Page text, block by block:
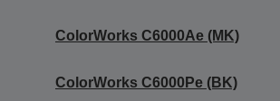
ColorWorks C6000Ae (MK)
ColorWorks C6000Pe (BK)